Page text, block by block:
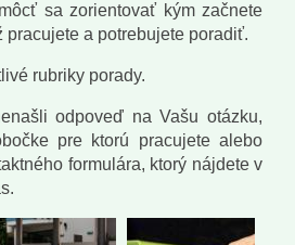
sa zorientovať kým začnete
pracujete a potrebujete poradiť.
rubriky porady.
odpoveď na Vašu otázku,
pre ktorú pracujete alebo
formulára, ktorý nájdete v